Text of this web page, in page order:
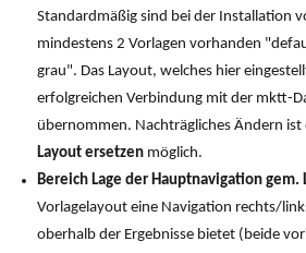
Standardmäßig sind bei der Installation
mindestens 2 Vorlagen vorhanden
grau". Das Layout, welches hier
erfolgreichen Verbindung mit der mktt-
übernommen. Nachträgliches Ändern
Layout ersetzen möglich.
Bereich Lage der Hauptnavigation gem.
Vorlagelayout eine Navigation rechts/
oberhalb der Ergebnisse bietet (beide